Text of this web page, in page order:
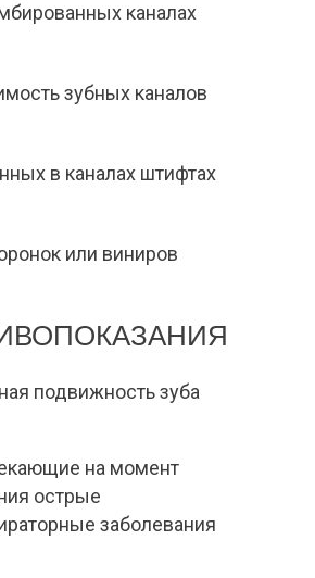
каналах
зубных каналов
в каналах штифтах
или виниров
на момент
острые
заболевания
подвижность зуба